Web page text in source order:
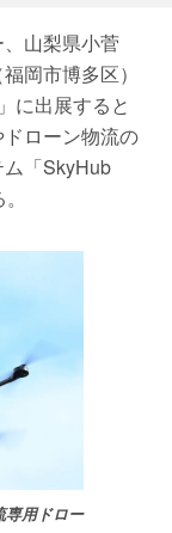
山梨県小菅
岡市博多区）
に出展すると
ローン物流の
「SkyHub
用ドロー